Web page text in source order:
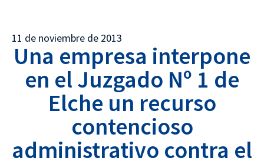
11 de noviembre de 2013
Una empresa interpone
en el Juzgado Nº 1 de
Elche un recurso
contencioso
administrativo contra el